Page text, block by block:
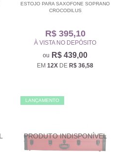
ESTOJO PARA SAXOFONE SOPRANO
CROCODILUS
R$ 395,10
À VISTA NO DEPÓSITO
R$ 439,00
EM 12X DE R$ 36,58
LANÇAMENTO